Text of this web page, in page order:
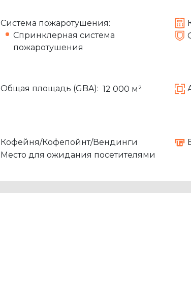
Система пожаротушения:
Спринклерная система
пожаротушения
Общая площадь (GBA): 12 000 м²
Кофейня/Кофепойнт/Вендинги
Место для ожидания посетителями